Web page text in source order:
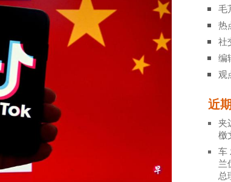
毛
热
社
编
观
近
夹
檄
车
兰
总